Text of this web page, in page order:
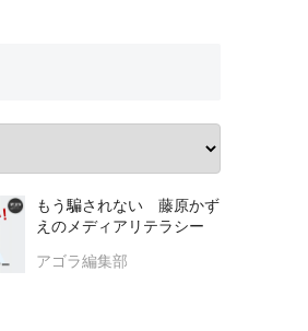
もう騙されない 藤原かず
えのメディアリテラシー
アゴラ編集部